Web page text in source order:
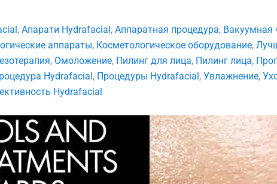
, Апарати Hydrafacial, Аппаратная процедура, Вакуумная
аппараты, Косметологическое оборудование,
, Омоложение, Пилинг для лица, Пилинг лица,
Hydrafacial, Процедуры Hydrafacial, Увлажнение,
Hydrafacial